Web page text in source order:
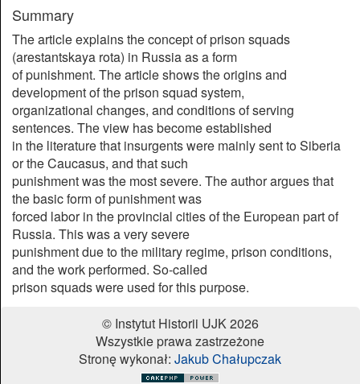
Summary
The article explains the concept of prison squads
(arestantskaya rota) in Russia as a form
of punishment. The article shows the origins and
development of the prison squad system,
organizational changes, and conditions of serving
sentences. The view has become established
in the literature that insurgents were mainly sent to Siberia
or the Caucasus, and that such
punishment was the most severe. The author argues that
the basic form of punishment was
forced labor in the provincial cities of the European part of
Russia. This was a very severe
punishment due to the military regime, prison conditions,
and the work performed. So-called
prison squads were used for this purpose.
© Instytut Historii UJK 2026
Wszystkie prawa zastrzeżone
Stronę wykonał: Jakub Chałupczak